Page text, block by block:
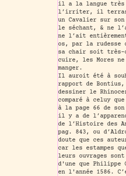
il a la langue très
l’irriter, il
un Cavalier sur
le séchant, & ne
ne l’ait
os, par la rudesse
sa chair soit
cuire, les Mores
manger.
Il auroit été à
rapport de
dessiner le
comparé à celuy
à la page 66 de
il y a de
de l’Histoire des
pag. 843, ou
doute que ces
car les estampes
leurs ouvrages
d'une que Philippe
en l'année 1586.